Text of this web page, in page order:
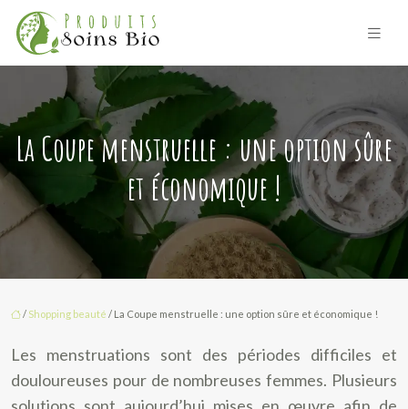
La Coupe menstruelle : une option sûre
et économique !
/ Shopping beauté / La Coupe menstruelle : une option sûre et économique !
Les menstruations sont des périodes difficiles et
douloureuses pour de nombreuses femmes. Plusieurs